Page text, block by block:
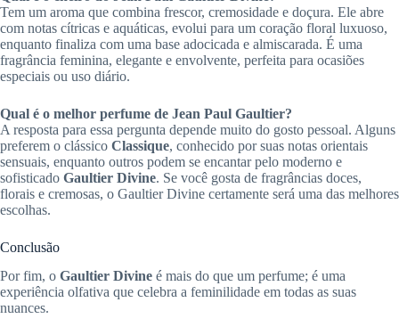
Tem um aroma que combina frescor, cremosidade e doçura. Ele abre
com notas cítricas e aquáticas, evolui para um coração floral luxuoso,
enquanto finaliza com uma base adocicada e almiscarada. É uma
fragrância feminina, elegante e envolvente, perfeita para ocasiões
especiais ou uso diário.
Qual é o melhor perfume de Jean Paul Gaultier?
A resposta para essa pergunta depende muito do gosto pessoal. Alguns
preferem o clássico Classique, conhecido por suas notas orientais
sensuais, enquanto outros podem se encantar pelo moderno e
sofisticado Gaultier Divine. Se você gosta de fragrâncias doces,
florais e cremosas, o Gaultier Divine certamente será uma das melhores
escolhas.
Conclusão
Por fim, o Gaultier Divine é mais do que um perfume; é uma
experiência olfativa que celebra a feminilidade em todas as suas
nuances.